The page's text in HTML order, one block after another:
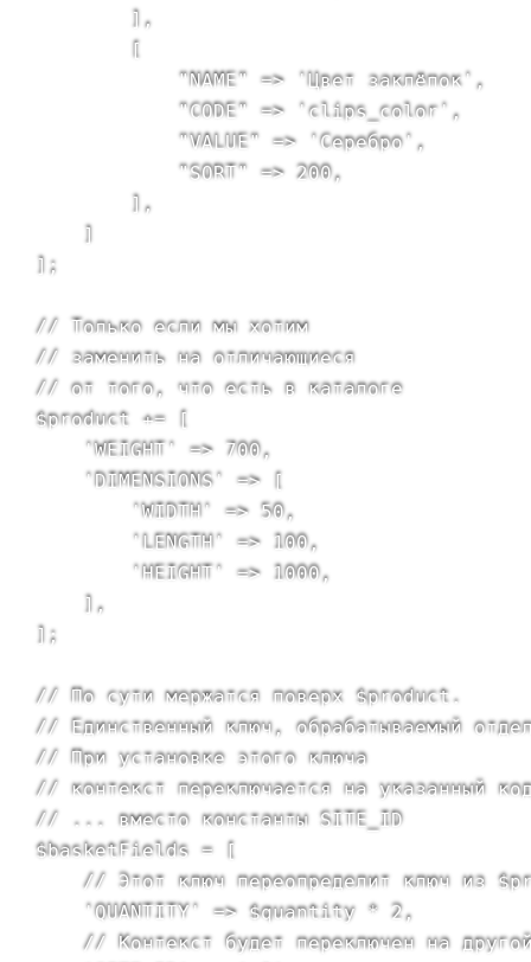
        ],
        [
            "NAME" => 'Цвет заклёпок',
            "CODE" => 'clips_color',
            "VALUE" => 'Серебро',
            "SORT" => 200,
        ],
    ]
];
// Только если мы хотим
// заменить на отличающиеся
// от того, что есть в каталоге
$product += [
    'WEIGHT' => 700,
    'DIMENSIONS' => [
        'WIDTH' => 50,
        'LENGTH' => 100,
        'HEIGHT' => 1000,
    ],
];
// По сути мержатся поверх $product.
// Единственный ключ, обрабатываемый
// При установке этого ключа
// контекст переключается на указанный
// ... вместо константы SITE_ID
$basketFields = [
// Этот ключ переопределит ключ из
    'QUANTITY' => $quantity * 2,
// Контекст будет переключен на